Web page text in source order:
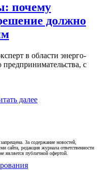
почему
должно
в области энерго-
с
далее
За содержание новостей,
сайта, редакция журнала ответственности
является публичной офертой.